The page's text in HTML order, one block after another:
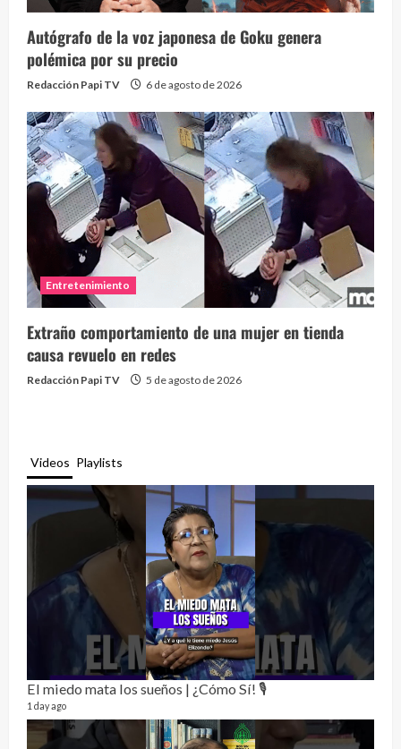
Autógrafo de la voz japonesa de Goku genera
polémica por su precio
Redacción Papi TV 6 de agosto de 2026
Entretenimiento
Extraño comportamiento de una mujer en tienda
causa revuelo en redes
Redacción Papi TV 5 de agosto de 2026
Videos Playlists
El miedo mata los sueños | ¿Cómo Sí! 🎙️
1 day ago